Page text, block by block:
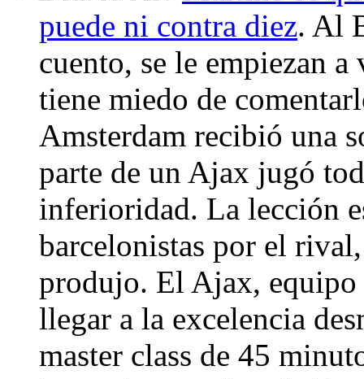
puede ni contra diez. Al
cuento, se le empiezan
tiene miedo de
Amsterdam recibió una
parte de un Ajax jugó
inferioridad. La lección
barcelonistas por el
produjo. El Ajax, equipo
llegar a la excelencia
master class de 45